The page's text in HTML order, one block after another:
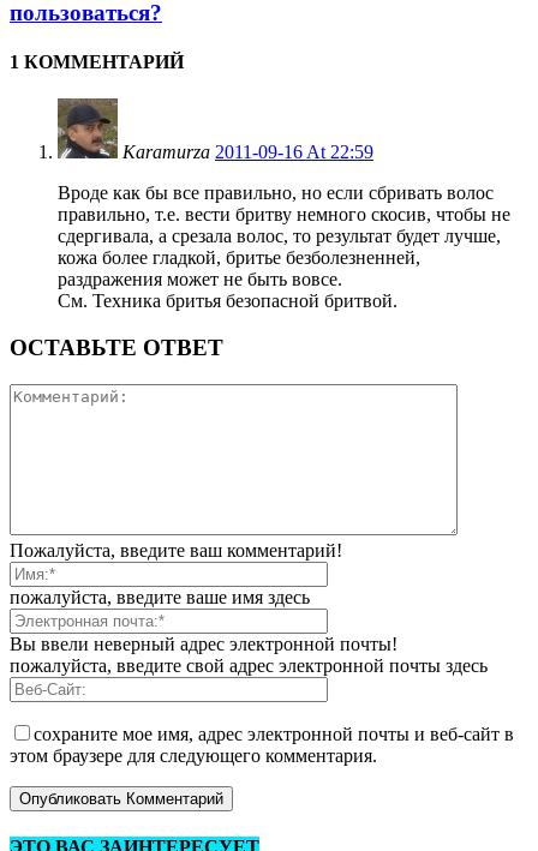
пользоваться?
1 КОММЕНТАРИЙ
Karamurza 2011-09-16 At 22:59
Вроде как бы все правильно, но если сбривать волос
правильно, т.е. вести бритву немного скосив, чтобы не
сдергивала, а срезала волос, то результат будет лучше,
кожа более гладкой, бритье безболезненней,
раздражения может не быть вовсе.
См. Техника бритья безопасной бритвой.
ОСТАВЬТЕ ОТВЕТ
Пожалуйста, введите ваш комментарий!
пожалуйста, введите ваше имя здесь
Вы ввели неверный адрес электронной почты!
пожалуйста, введите свой адрес электронной почты здесь
сохраните мое имя, адрес электронной почты и веб-сайт в
этом браузере для следующего комментария.
ЭТО ВАС ЗАИНТЕРЕСУЕТ